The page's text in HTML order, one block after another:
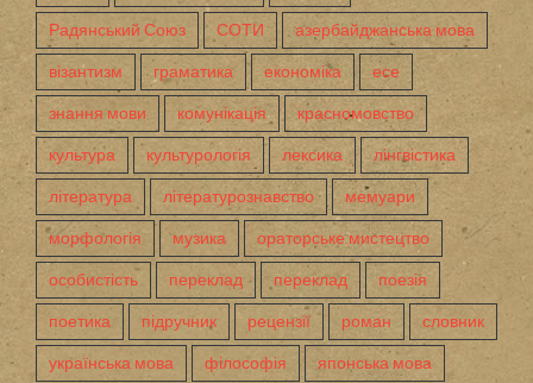
Радянський Союз СОТИ азербайджанська мова
візантизм граматика економіка есе
знання мови комунікація красномовство
культура культурологія лексика лінгвістика
література літературознавство мемуари
морфологія музика ораторське мистецтво
особистість переклад переклад поезія
поетика підручник рецензії роман словник
українська мова філософія японська мова